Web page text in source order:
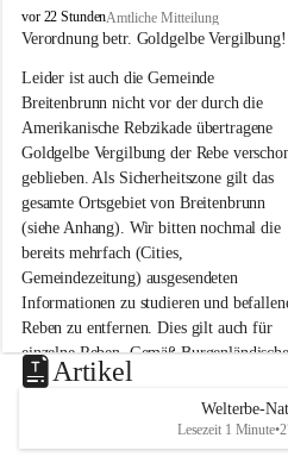
B
r
i
t
e
n
b
r
u
n
n
a
m
N
e
u
s
d
vor 22 StundenAmtliche Mitteilung
Verordnung betr. Goldgelbe Vergilbung!
Leider ist auch die Gemeinde
Breitenbrunn nicht vor der durch die
Amerikanische Rebzikade übertragene
Goldgelbe Vergilbung der Rebe
geblieben. Als Sicherheitszone gilt das
gesamte Ortsgebiet von Breitenbrunn
(siehe Anhang). Wir bitten nochmal die
bereits mehrfach (Cities,
Gemeindezeitung) ausgesendeten
Informationen zu studieren und
Reben zu entfernen. Dies gilt auch für
einzelne Reben. Gemäß
Weinbaugesetz sind nicht gepflegte oder
unzulässige Weingärten zu roden! Bitte
helfen wir zusammen um unsere
vor den prognostizierten Ernteausfällen
Artikel
Welterbe-
Lesezeit 1 Minute•